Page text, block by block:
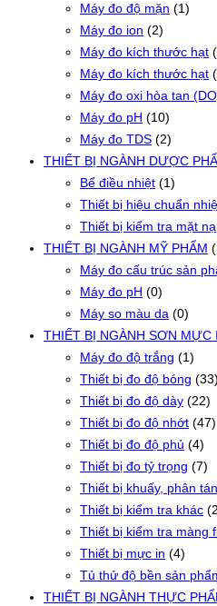
Máy đo độ mặn (1)
Máy đo ion (2)
Máy đo kích thước hạt
Máy đo kích thước hạt
Máy đo oxi hòa tan
Máy đo pH (10)
Máy đo TDS (2)
THIẾT BỊ NGÀNH DƯỢC
Bể điều nhiệt (1)
Thiết bị hiệu chuẩn
Thiết bị kiểm tra mặt
THIẾT BỊ NGÀNH MỸ PHẨM
Máy đo cấu trúc sản
Máy đo pH (0)
Máy so màu da (0)
THIẾT BỊ NGÀNH SƠN MỰC
Máy đo độ trắng (1)
Thiết bị đo độ bóng (33)
Thiết bị đo độ dày (22)
Thiết bị đo độ nhớt (47)
Thiết bị đo độ phủ (4)
Thiết bị đo tỷ trọng (7)
Thiết bị khuấy, phân
Thiết bị kiểm tra khác
Thiết bị kiểm tra màng
Thiết bị mực in (4)
Tủ thử độ bền sản
THIẾT BỊ NGÀNH THỰC